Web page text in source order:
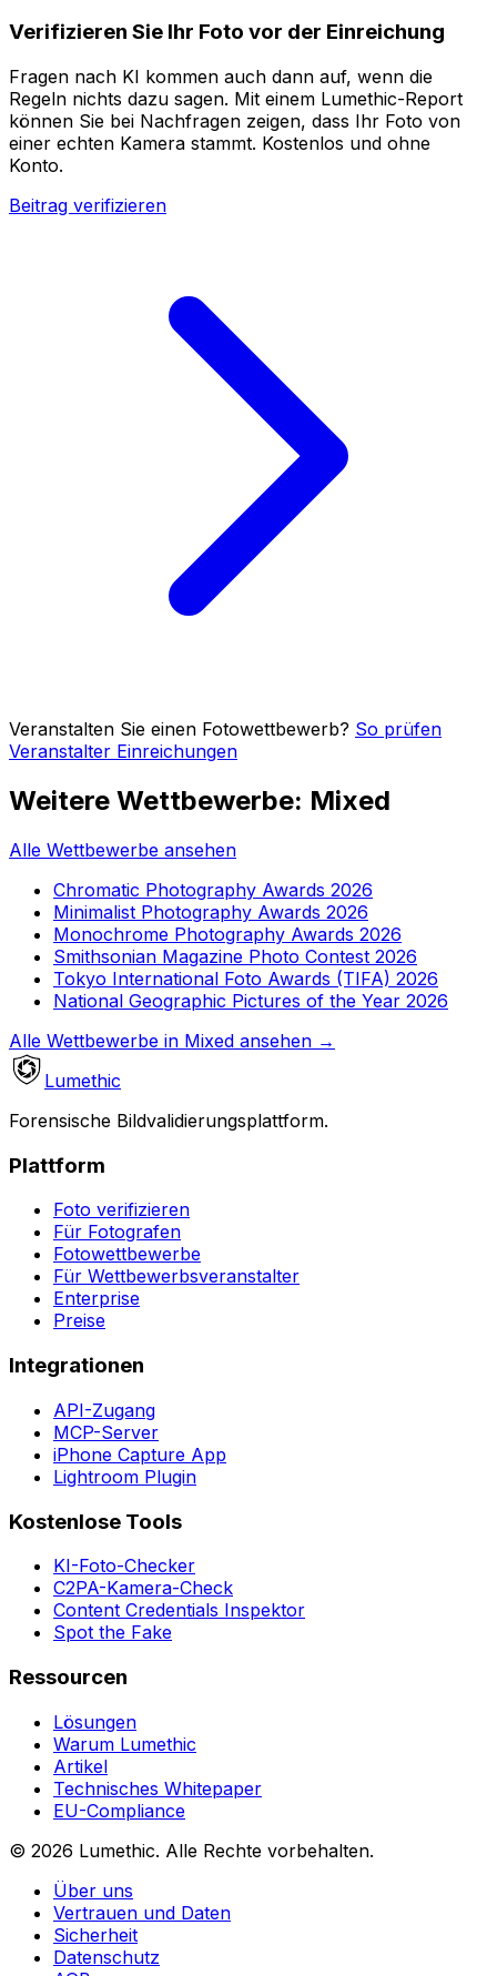
Verifizieren Sie Ihr Foto vor der Einreichung
Fragen nach KI kommen auch dann auf, wenn die
Regeln nichts dazu sagen. Mit einem Lumethic-Report
können Sie bei Nachfragen zeigen, dass Ihr Foto von
einer echten Kamera stammt. Kostenlos und ohne
Konto.
Beitrag verifizieren
Veranstalten Sie einen Fotowettbewerb? So prüfen
Veranstalter Einreichungen
Weitere Wettbewerbe: Mixed
Alle Wettbewerbe ansehen
Chromatic Photography Awards 2026
Minimalist Photography Awards 2026
Monochrome Photography Awards 2026
Smithsonian Magazine Photo Contest 2026
Tokyo International Foto Awards (TIFA) 2026
National Geographic Pictures of the Year 2026
Alle Wettbewerbe in Mixed ansehen →
Lumethic
Forensische Bildvalidierungsplattform.
Plattform
Foto verifizieren
Für Fotografen
Fotowettbewerbe
Für Wettbewerbsveranstalter
Enterprise
Preise
Integrationen
API-Zugang
MCP-Server
iPhone Capture App
Lightroom Plugin
Kostenlose Tools
KI-Foto-Checker
C2PA-Kamera-Check
Content Credentials Inspektor
Spot the Fake
Ressourcen
Lösungen
Warum Lumethic
Artikel
Technisches Whitepaper
EU-Compliance
© 2026 Lumethic. Alle Rechte vorbehalten.
Über uns
Vertrauen und Daten
Sicherheit
Datenschutz